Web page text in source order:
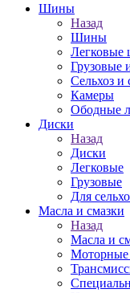
Шины
Назад
Шины
Грузовые
Сельхоз
Камеры
Ободные
Диски
Назад
Диски
Легковые
Грузовые
Для
Масла и смазки
Назад
Масла и
Моторные